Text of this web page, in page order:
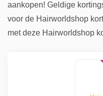
aankopen! Geldige
voor de Hairworldshop
met deze Hairworldshop